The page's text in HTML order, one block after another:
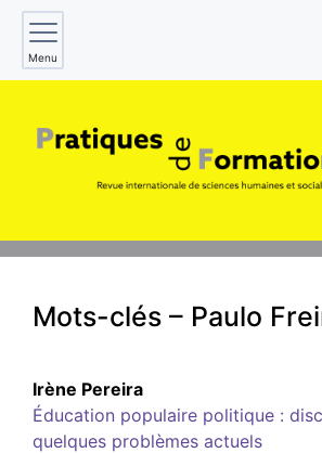
Menu
Mots-clés – Paulo
Irène Pereira
Éducation populaire politique :
quelques problèmes actuels